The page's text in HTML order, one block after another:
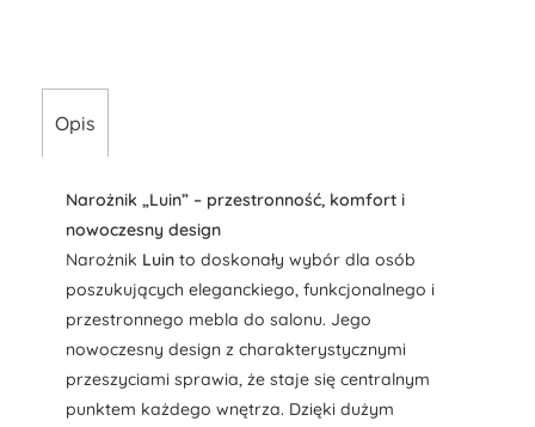
Opis
Narożnik „Luin” – przestronność, komfort i
nowoczesny design
Narożnik Luin to doskonały wybór dla osób
poszukujących eleganckiego, funkcjonalnego i
przestronnego mebla do salonu. Jego
nowoczesny design z charakterystycznymi
przeszyciami sprawia, że staje się centralnym
punktem każdego wnętrza. Dzięki dużym